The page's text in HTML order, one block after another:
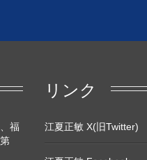
福
リンク
江夏正敏 X(旧Twitter)